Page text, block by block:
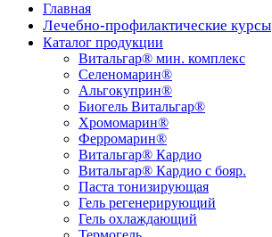
Главная
Лечебно-профилактические курсы
Каталог продукции
Витальгар® мин. комплекс
Селеномарин®
Альгокуприн®
Биогель Витальгар®
Хромомарин®
Ферромарин®
Витальгар® Кардио
Витальгар® Кардио с бояр.
Паста тонизирующая
Гель регенерирующий
Гель охлаждающий